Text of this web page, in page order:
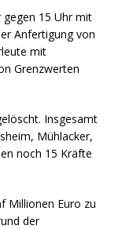
gegen 15 Uhr mit
Anfertigung von
mit
Grenzwerten
Insgesamt
Mühlacker,
noch 15 Kräfte
Millionen Euro zu
der